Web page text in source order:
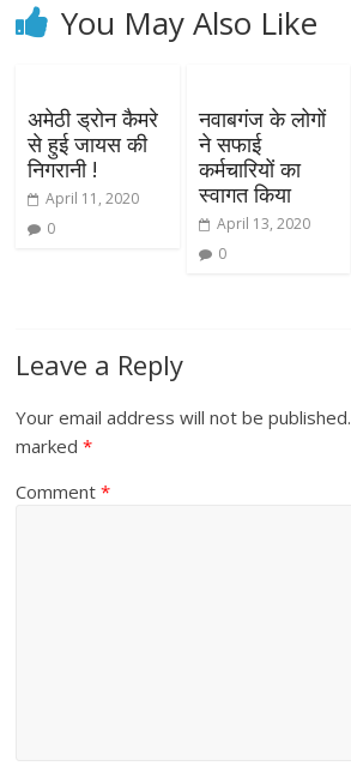
You May Also Like
अमेठी ड्रोन कैमरे
से हुई जायस की
निगरानी !
April 11, 2020
0
नवाबगंज के लोगों
ने सफाई
कर्मचारियों का
स्वागत किया
April 13, 2020
0
Leave a Reply
Your email address will not be published.
marked*
Comment*